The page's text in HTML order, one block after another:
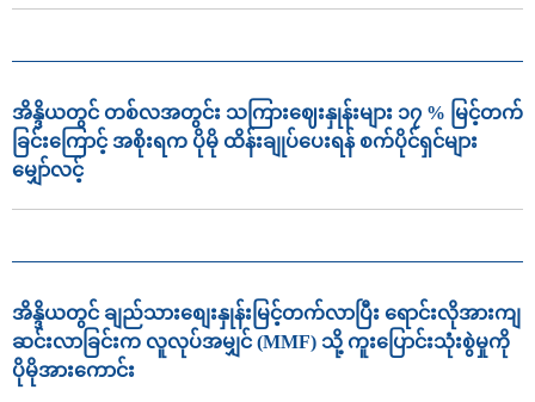
အိန္ဒိယတွင် တစ်လအတွင်း သကြားဈေးနှုန်းများ ၁၇ % မြင့်တက်
ခြင်းကြောင့် အစိုးရက ပိုမို ထိန်းချုပ်ပေးရန် စက်ပိုင်ရှင်များ
မျှော်လင့်
အိန္ဒိယတွင် ချည်သားစျေးနှုန်းမြင့်တက်လာပြီး ရောင်းလိုအားကျ
ဆင်းလာခြင်းက လူလုပ်အမျှင် (MMF) သို့ ကူးပြောင်းသုံးစွဲမှုကို
ပိုမိုအားကောင်း